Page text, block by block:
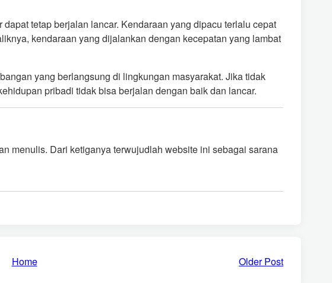
tetap berjalan lancar. Kendaraan yang dipacu terlalu cepat
kendaraan yang dijalankan dengan kecepatan yang lambat
yang berlangsung di lingkungan masyarakat. Jika tidak
pribadi tidak bisa berjalan dengan baik dan lancar.
menulis. Dari ketiganya terwujudlah website ini sebagai sarana
Older Post
Home